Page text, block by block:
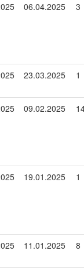
06.04.2025 3
23.03.2025 1
09.02.2025
19.01.2025 1
11.01.2025 8